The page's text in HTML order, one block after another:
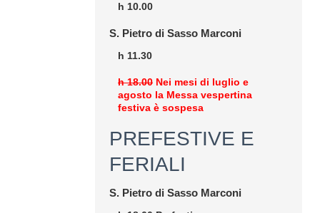
h 10.00
S. Pietro di Sasso Marconi
h 11.30
h 18.00 Nei mesi di luglio e
agosto la Messa vespertina
festiva è sospesa
PREFESTIVE E
FERIALI
S. Pietro di Sasso Marconi